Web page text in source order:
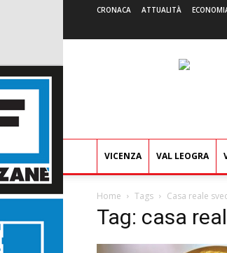
CRONACA ATTUALITÀ
VICENZA VAL LEOGRA
Home Tags Casa reale
Tag: casa